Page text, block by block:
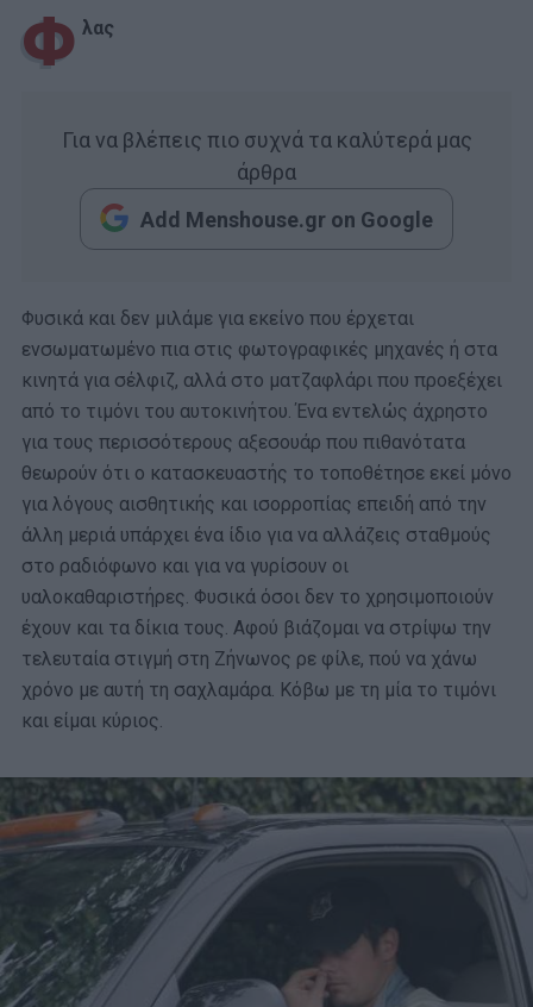
Φ λας
Για να βλέπεις πιο συχνά τα καλύτερά μας
άρθρα
Add Menshouse.gr on Google
Φυσικά και δεν μιλάμε για εκείνο που έρχεται
ενσωματωμένο πια στις φωτογραφικές μηχανές ή στα
κινητά για σέλφιζ, αλλά στο ματζαφλάρι που προεξέχει
από το τιμόνι του αυτοκινήτου. Ένα εντελώς άχρηστο
για τους περισσότερους αξεσουάρ που πιθανότατα
θεωρούν ότι ο κατασκευαστής το τοποθέτησε εκεί μόνο
για λόγους αισθητικής και ισορροπίας επειδή από την
άλλη μεριά υπάρχει ένα ίδιο για να αλλάζεις σταθμούς
στο ραδιόφωνο και για να γυρίσουν οι
υαλοκαθαριστήρες. Φυσικά όσοι δεν το χρησιμοποιούν
έχουν και τα δίκια τους. Αφού βιάζομαι να στρίψω την
τελευταία στιγμή στη Ζήνωνος ρε φίλε, πού να χάνω
χρόνο με αυτή τη σαχλαμάρα. Κόβω με τη μία το τιμόνι
και είμαι κύριος.